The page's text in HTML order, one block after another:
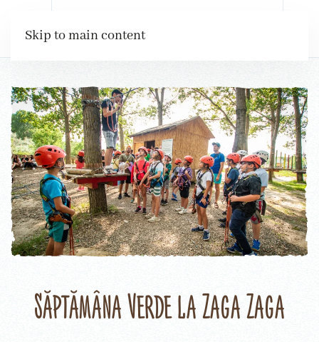
Skip to main content
Săptămâna Verde la Zaga Zaga